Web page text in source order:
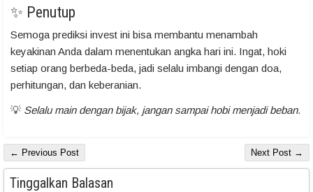
✨ Penutup
Semoga prediksi invest ini bisa membantu menambah
keyakinan Anda dalam menentukan angka hari ini. Ingat, hoki
setiap orang berbeda-beda, jadi selalu imbangi dengan doa,
perhitungan, dan keberanian.
💡 Selalu main dengan bijak, jangan sampai hobi menjadi beban.
← Previous Post Next Post →
Tinggalkan Balasan